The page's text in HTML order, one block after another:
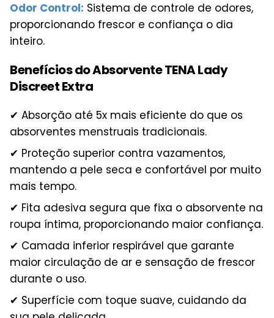
Odor Control: Sistema de controle de odores,
proporcionando frescor e confiança o dia
inteiro.
Benefícios do Absorvente TENA Lady
Discreet Extra
✔ Absorção até 5x mais eficiente do que os
absorventes menstruais tradicionais.
✔ Proteção superior contra vazamentos,
mantendo a pele seca e confortável por muito
mais tempo.
✔ Fita adesiva segura que fixa o absorvente na
roupa íntima, proporcionando maior confiança.
✔ Camada inferior respirável que garante
maior circulação de ar e sensação de frescor
durante o uso.
✔ Superfície com toque suave, cuidando da